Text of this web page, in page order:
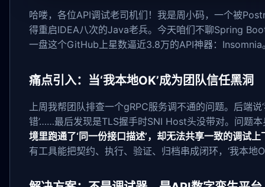
哈喽，各位API调试老司机们！我是周小码，一个被
得重启IDEA八次的Java老兵。今天咱们不聊Spring
一盘这个GitHub上星数逼近3.8万的API神器：Insomnia
痛点引入：当‘我本地OK’成为团队信任黑洞
上周我帮团队排查一个gRPC服务调不通的问题。后端说
错’……最后发现是TLS握手时SNI Host头没带对。问题
境里跑通了‘同一份接口描述’，却无法共享一致的调试上
有工具能把契约、执行、验证、归档串成闭环，‘我本地